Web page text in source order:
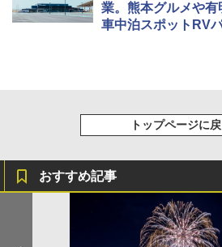
業。熊本グルメや有
車中泊スポットRV
トップページに
おすすめ記事